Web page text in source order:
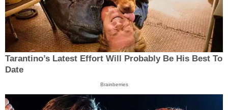
Tarantino’s Latest Effort Will Probably Be His Best To
Date
Brainberries